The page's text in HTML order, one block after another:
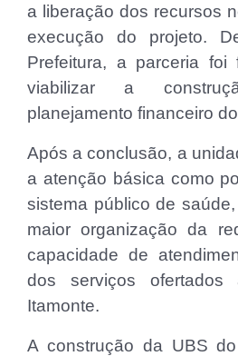
a liberação dos recursos
execução do projeto.
Prefeitura, a parceria foi
viabilizar a
planejamento financeiro
Após a conclusão, a
a atenção básica como
sistema público de
maior organização da
capacidade de
dos serviços
Itamonte.
A construção da UBS